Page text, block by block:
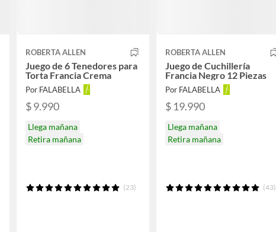
ROBERTA ALLEN
Juego de 6 Tenedores para
Torta Francia Crema
Por FALABELLA
$ 9.990
Llega mañana
Retira mañana
(23)
ROBERTA ALLEN
Juego de Cuchillería
Francia Negro 12 Piezas
Por FALABELLA
$ 19.990
Llega mañana
Retira mañana
(43)